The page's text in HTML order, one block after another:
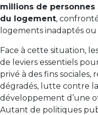
millions de personnes
du logement,
logements inadaptés ou
Face à cette situation,
de leviers essentiels
privé à des fins sociales,
dégradés, lutte contre la
développement d’une
Autant de politiques